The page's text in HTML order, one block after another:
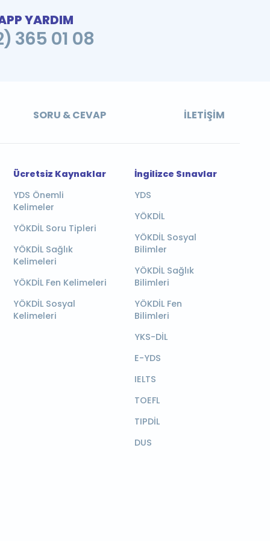
YARDIM
365 01 08
SORU & CEVAP İLETIŞIM
Ücretsiz Kaynaklar
YDS Önemli
Kelimeler
YÖKDİL Soru Tipleri
YÖKDİL Sağlık
Kelimeleri
YÖKDİL Fen Kelimeleri
YÖKDİL Sosyal
Kelimeleri
İngilizce Sınavlar
YDS
YÖKDİL
YÖKDİL Sosyal
Bilimler
YÖKDİL Sağlık
Bilimleri
YÖKDİL Fen
Bilimleri
YKS-DİL
E-YDS
IELTS
TOEFL
TIPDİL
DUS